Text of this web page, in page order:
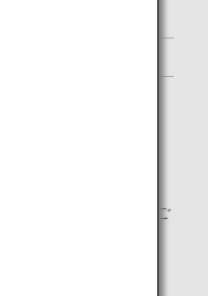
(NQ)便名を除く）
をご
なります。